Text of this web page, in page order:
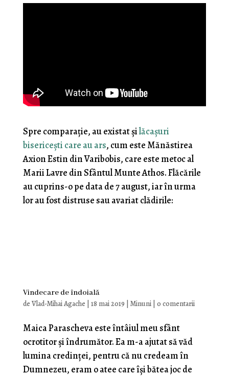
Spre comparație, au existat șilăcașuri
bisericești care au ars, cum este Mănăstirea
Axion Estin din Varibobis, care este metoc al
Marii Lavre din Sfântul Munte Athos. Flăcările
au cuprins-o pe data de 7 august, iar în urma
lor au fost distruse sau avariat clădirile:
Vindecare de îndoială
de Vlad-Mihai Agache 18 mai 2019 Minuni| 0 comentarii
Maica Parascheva este întâiul meu sfânt
ocrotitor şi îndrumător. Ea m-a ajutat să văd
lumina credinţei, pentru că nu credeam în
Dumnezeu, eram o atee care îşi bătea joc de